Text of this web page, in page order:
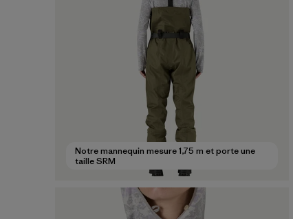
Notre mannequin mesure 1,75 m et porte une
taille SRM